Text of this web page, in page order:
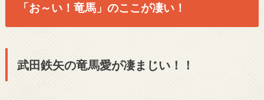
「お～い！竜馬」のここが凄い！
武田鉄矢の竜馬愛が凄まじい！！